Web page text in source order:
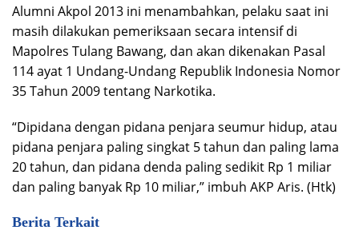
Alumni Akpol 2013 ini menambahkan, pelaku saat ini
masih dilakukan pemeriksaan secara intensif di
Mapolres Tulang Bawang, dan akan dikenakan Pasal
114 ayat 1 Undang-Undang Republik Indonesia Nomor
35 Tahun 2009 tentang Narkotika.
“Dipidana dengan pidana penjara seumur hidup, atau
pidana penjara paling singkat 5 tahun dan paling lama
20 tahun, dan pidana denda paling sedikit Rp 1 miliar
dan paling banyak Rp 10 miliar,” imbuh AKP Aris. (Htk)
Berita Terkait